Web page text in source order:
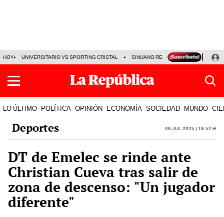
HOY UNIVERSITARIO VS SPORTING CRISTAL SINUANO RESULTADOS HOY
LO ÚLTIMO POLÍTICA OPINIÓN ECONOMÍA SOCIEDAD MUNDO
Deportes 08 Jul 2025 | 19:52 h
DT de Emelec se rinde ante
Christian Cueva tras salir de
zona de descenso: "Un jugador
diferente"